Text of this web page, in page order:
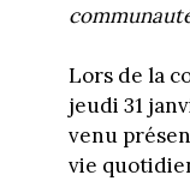
Lors de la
jeudi 31
venu
vie